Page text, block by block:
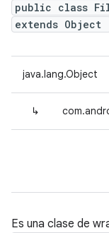
public class
extends Object
java.lang.Object
↳
Es una clase de